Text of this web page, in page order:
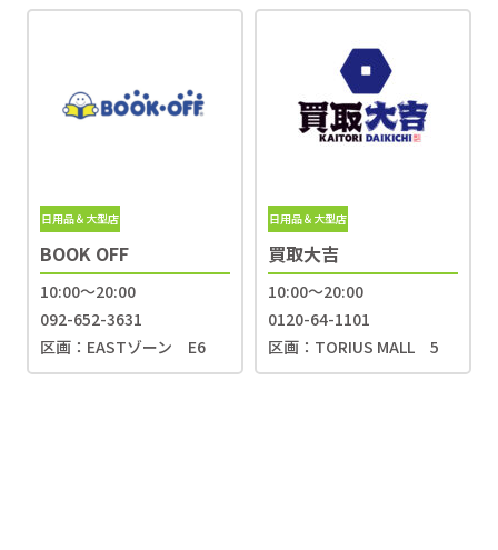
日用品＆大型店
BOOK OFF
10:00〜20:00
092-652-3631
区画：EASTゾーン E6
日用品＆大型店
買取大吉
10:00～20:00
0120-64-1101
区画：TORIUS MALL 5